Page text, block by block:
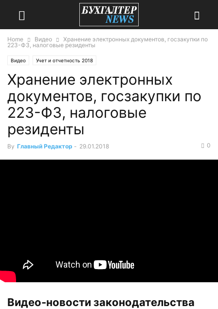
Home Видео
Хранение электронных документов, госзакупки по
223-ФЗ, налоговые резиденты
Видео Учет и отчетность 2018
Хранение электронных
документов, госзакупки по
223-ФЗ, налоговые
резиденты
By Главный Редактор - 29.01.2018 0
Видео-новости законодательства